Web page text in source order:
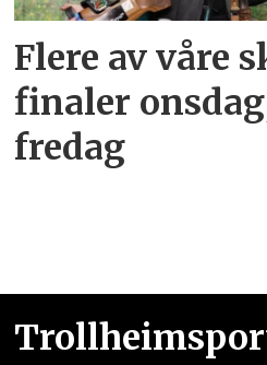
Flere av våre
finaler
fredag